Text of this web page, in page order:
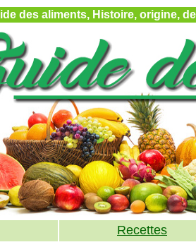
des aliments, Histoire, origine,
Recettes